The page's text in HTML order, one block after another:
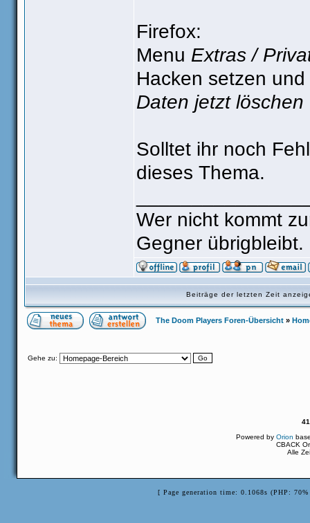
Firefox:
Menu Extras /
Hacken setzen
Daten jetzt löschen
Solltet ihr noch
dieses Thema.
Wer nicht kommt
Gegner übrigbleibt.
Beiträge der letzten Zeit
The Doom Players Foren-Übersicht »
Gehe zu:
Powered by Orion
CBACK
Alle
[ Page generation time: 0.1068s (PHP: